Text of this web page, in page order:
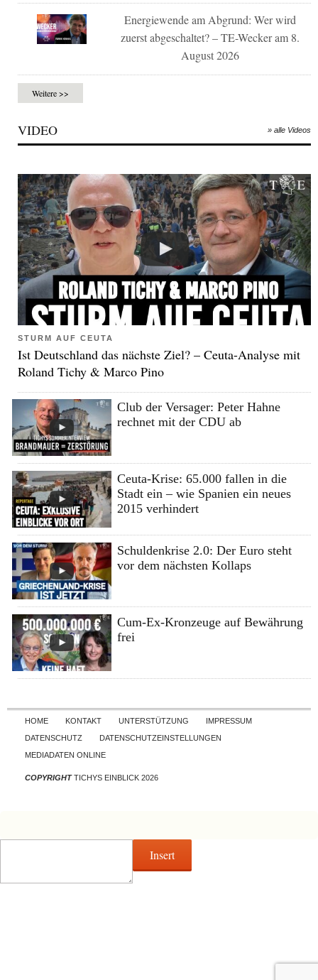
Energiewende am Abgrund: Wer wird
zuerst abgeschaltet? – TE-Wecker am 8.
August 2026
Weitere >>
VIDEO » alle Videos
STURM AUF CEUTA
Ist Deutschland das nächste Ziel? – Ceuta-Analyse mit
Roland Tichy & Marco Pino
Club der Versager: Peter Hahne
rechnet mit der CDU ab
Ceuta-Krise: 65.000 fallen in die
Stadt ein – wie Spanien ein neues
2015 verhindert
Schuldenkrise 2.0: Der Euro steht
vor dem nächsten Kollaps
Cum-Ex-Kronzeuge auf Bewährung
frei
Skip to content
HOME KONTAKT UNTERSTÜTZUNG
IMPRESSUM
DATENSCHUTZ
DATENSCHUTZEINSTELLUNGEN
MEDIADATEN ONLINE
COPYRIGHTTICHYS EINBLICK 2026
Insert